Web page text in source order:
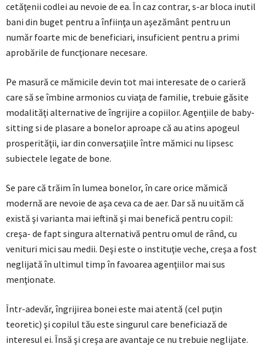
cetăţenii codlei au nevoie de ea. În caz contrar, s-ar bloca inutil
bani din buget pentru a înfiinţa un aşezământ pentru un
număr foarte mic de beneficiari, insuficient pentru a primi
aprobările de funcţionare necesare.
Pe masură ce mămicile devin tot mai interesate de o carieră
care să se îmbine armonios cu viaţa de familie, trebuie găsite
modalităţi alternative de îngrijire a copiilor. Agenţiile de baby-
sitting si de plasare a bonelor aproape că au atins apogeul
prosperităţii, iar din conversaţiile între mămici nu lipsesc
subiectele legate de bone.
Se pare că trăim în lumea bonelor, în care orice mămică
modernă are nevoie de aşa ceva ca de aer. Dar să nu uităm că
există şi varianta mai ieftină şi mai benefică pentru copil:
creşa- de fapt singura alternativă pentru omul de rând, cu
venituri mici sau medii. Deşi este o instituţie veche, creşa a fost
neglijată în ultimul timp în favoarea agenţiilor mai sus
menţionate.
Într-adevăr, îngrijirea bonei este mai atentă (cel puţin
teoretic) şi copilul tău este singurul care beneficiază de
interesul ei. Însă şi creşa are avantaje ce nu trebuie neglijate.